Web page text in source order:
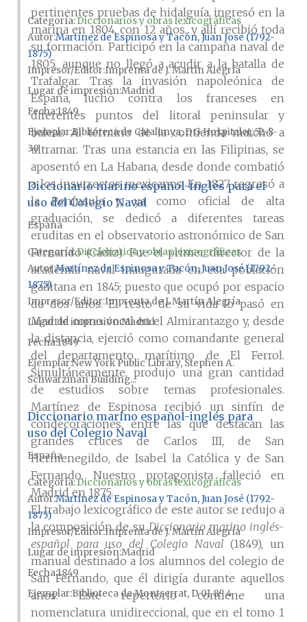
pertinentes pruebas de hidalguía, ingresó en la
marina en 1804, con 12 años, y allí recibió toda
su formación. Participó en la campaña naval de
1805, aunque no llegó a acudir a la batalla de
Trafalgar. Tras la invasión napoleónica de
España, luchó contra los franceses en
diferentes puntos del litoral peninsular y
balear. Al término de la contienda marchó a
ultramar. Tras una estancia en las Filipinas, se
aposentó en La Habana, desde donde combatió
a los insurrectos mexicanos. En 1827 regresó a
la Península y, ya como oficial de alta
graduación, se dedicó a diferentes tareas
eruditas en el observatorio astronómico de San
Fernando (Cádiz). Fue el primer director de la
academia naval inaugurada en esa población
gaditana en 1845; puesto que ocupó por espacio
de dos años. El resto de su vida lo pasó en
Madrid como vocal en el Almirantazgo y, desde
la distancia, ejerció como comandante general
del departamento marítimo de El Ferrol.
Simultáneamente, produjo una gran cantidad
de estudios sobre temas profesionales.
Martínez de Espinosa recibió un sinfín de
condecoraciones, entre las que destacan las
grandes cruces de Carlos III, de San
Hermenegildo, de Isabel la Católica y de San
Fernando. Nuestro protagonista falleció en
Madrid en 1875.
El trabajo lexicográfico de este autor se redujo a
la composición de suDiccionario marino inglés-
español para uso del Colegio Naval (1849), un
manual destinado a los alumnos del colegio de
San Fernando, que él dirigía durante aquellos
años. Este repertorio contiene una
nomenclatura unidireccional, que en el tomo 1
Categoría:Diccionarios y obras lexicográficas
AutorMartínez de Espinosa y Tacón, Juan José (1792-
1875)
Impresor/Editor Imprenta de J. Martín Alegría
Lugar de impresiónMadrid
Fecha1849
Ejemplar Biblioteca de Catalunya, DG Hospitalet, 52-8-
30
Diccionario marino español-inglés para el
uso del Colegio Naval
España
Categoría:Diccionarios y obras lexicográficas
Autor Martínez de Espinosa y Tacón, Juan José (1792-
1875)
Impresor/Editor Imprenta de J. Martín Alegría
Lugar de impresiónMadrid
Fecha1849
EjemplarNew York Public Library, Stephen A.
Schwarzman Building...
Diccionario marino español-inglés para
uso del Colegio Naval
España
Categoría:Diccionarios y obras lexicográficas
AutorMartínez de Espinosa y Tacón, Juan José (1792-
1875)
Impresor/EditorImprenta de J. Martín Alegría
Lugar de impresiónMadrid
Fecha1849
Ejemplar Biblioteca de Montserrat, D 01 8.º 4